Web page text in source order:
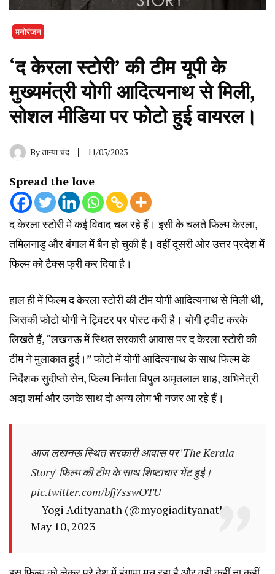
मनोरंजन
‘द केरला स्टोरी’ की टीम यूपी के
मुख्यमंत्री योगी आदित्यनाथ से मिली,
सोशल मीडिया पर फोटो हुई वायरल।
Byतान्या चंद 11/05/2023
Spread the love
द केरला स्टोरी में कई विवाद चल रहे हैं। इसी के चलते फिल्म केरला,
तमिलनाडु और बंगाल में बैन हो चुकी है। वहीं दूसरी ओर उत्तर प्रदेश में
फिल्म को टैक्स फ्री कर दिया है।
हाल ही में फिल्म द केरला स्टोरी की टीम योगी आदित्यनाथ से मिली थी,
जिसकी फोटो योगी ने ट्विटर पर पोस्ट करी है। योगी ट्वीट करके
लिखते हैं, “लखनऊ में स्थित सरकारी आवास पर द केरला स्टोरी की
टीम ने मुलाकात हुई।” फोटो में योगी आदित्यनाथ के साथ फिल्म के
निर्देशक सुदीप्तो सेन, फिल्म निर्माता विपुल अमृतलाल शाह, अभिनेत्री
अदा शर्मा और उनके साथ दो अन्य लोग भी नजर आ रहे हैं।
आज लखनऊ स्थित सरकारी आवास पर 'The Kerala
Story' फिल्म की टीम के साथ शिष्टाचार भेंट हुई।
pic.twitter.com/bfj7sswOTU
— Yogi Adityanath (@myogiadityanath)
May 10, 2023